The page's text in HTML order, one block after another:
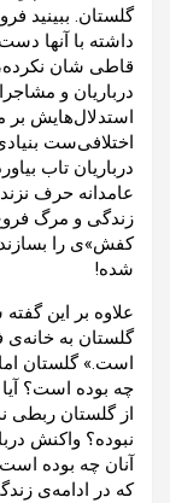
گلستان. ببینید
داشته با آنها
قاطی شان نکرده،
درباریان و
استدلال‌هایش
اختلافی‌ست
درباریان تاب
عامدانه حرف
زندگی و مرگ فروغ
کفش»ی را بسازند
شده!
علاوه بر این
گلستان به خانه‌ی
است.» گلستان
چه بوده است؟ آیا
از گلستان ربطی
نبوده؟ واکنش
آنان چه بوده
که در ادامه‌ی